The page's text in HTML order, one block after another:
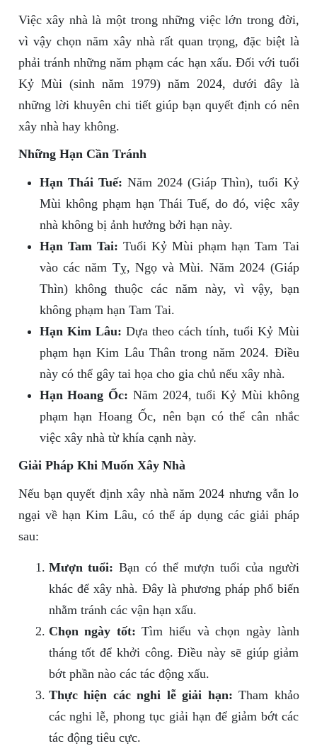
Việc xây nhà là một trong những việc lớn trong đời,
vì vậy chọn năm xây nhà rất quan trọng, đặc biệt là
phải tránh những năm phạm các hạn xấu. Đối với tuổi
Kỷ Mùi (sinh năm 1979) năm 2024, dưới đây là
những lời khuyên chi tiết giúp bạn quyết định có nên
xây nhà hay không.
Những Hạn Cần Tránh
Hạn Thái Tuế: Năm 2024 (Giáp Thìn), tuổi Kỷ
Mùi không phạm hạn Thái Tuế, do đó, việc xây
nhà không bị ảnh hưởng bởi hạn này.
Hạn Tam Tai: Tuổi Kỷ Mùi phạm hạn Tam Tai
vào các năm Tỵ, Ngọ và Mùi. Năm 2024 (Giáp
Thìn) không thuộc các năm này, vì vậy, bạn
không phạm hạn Tam Tai.
Hạn Kim Lâu: Dựa theo cách tính, tuổi Kỷ Mùi
phạm hạn Kim Lâu Thân trong năm 2024. Điều
này có thể gây tai họa cho gia chủ nếu xây nhà.
Hạn Hoang Ốc: Năm 2024, tuổi Kỷ Mùi không
phạm hạn Hoang Ốc, nên bạn có thể cân nhắc
việc xây nhà từ khía cạnh này.
Giải Pháp Khi Muốn Xây Nhà
Nếu bạn quyết định xây nhà năm 2024 nhưng vẫn lo
ngại về hạn Kim Lâu, có thể áp dụng các giải pháp
sau:
Mượn tuổi: Bạn có thể mượn tuổi của người
khác để xây nhà. Đây là phương pháp phổ biến
nhằm tránh các vận hạn xấu.
Chọn ngày tốt: Tìm hiểu và chọn ngày lành
tháng tốt để khởi công. Điều này sẽ giúp giảm
bớt phần nào các tác động xấu.
Thực hiện các nghi lễ giải hạn: Tham khảo
các nghi lễ, phong tục giải hạn để giảm bớt các
tác động tiêu cực.